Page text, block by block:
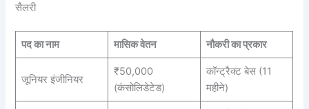
सैलरी
पद का नाम मासिक वेतन नौकरी का प्रकार
जूनियर इंजीनियर
₹50,000
(कंसोलिडेटेड)
कॉन्ट्रैक्ट बेस (11
महीने)